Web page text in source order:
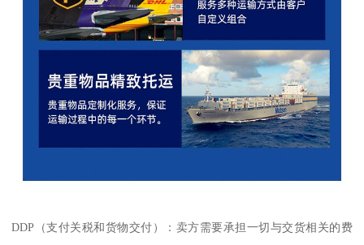
DDP（支付关税和货物交付）：卖方需要承担一切与交货相关的费